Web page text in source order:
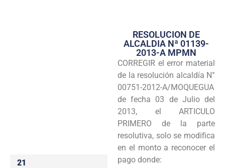
Transparencia
Seguridad
Programas
Intranet
21
RESOLUCION DE
ALCALDIA Nª 01139-
2013-A MPMN
CORREGIR el error material
de la resolución alcaldía N°
00751-2012-A/MOQUEGUA
de fecha 03 de Julio del
2013, el ARTICULO
PRIMERO de la parte
resolutiva, solo se modifica
en el monto a reconocer el
pago donde: